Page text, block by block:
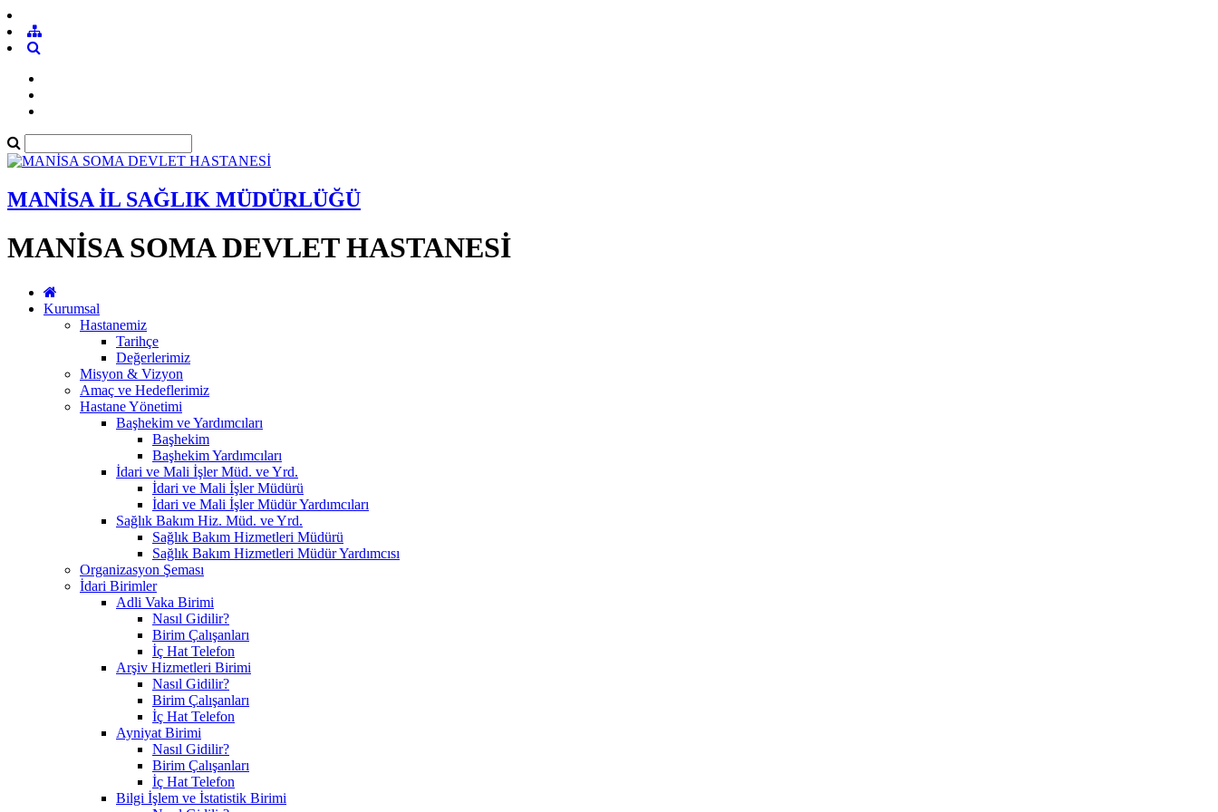
MANİSA İL SAĞLIK MÜDÜRLÜĞÜ
MANİSA SOMA DEVLET HASTANESİ
Kurumsal
Hastanemiz
Tarihçe
Değerlerimiz
Misyon & Vizyon
Amaç ve Hedeflerimiz
Hastane Yönetimi
Başhekim ve Yardımcıları
Başhekim
Başhekim Yardımcıları
İdari ve Mali İşler Müd. ve Yrd.
İdari ve Mali İşler Müdürü
İdari ve Mali İşler Müdür Yardımcıları
Sağlık Bakım Hiz. Müd. ve Yrd.
Sağlık Bakım Hizmetleri Müdürü
Sağlık Bakım Hizmetleri Müdür Yardımcısı
Organizasyon Şeması
İdari Birimler
Adli Vaka Birimi
Nasıl Gidilir?
Birim Çalışanları
İç Hat Telefon
Arşiv Hizmetleri Birimi
Nasıl Gidilir?
Birim Çalışanları
İç Hat Telefon
Ayniyat Birimi
Nasıl Gidilir?
Birim Çalışanları
İç Hat Telefon
Bilgi İşlem ve İstatistik Birimi